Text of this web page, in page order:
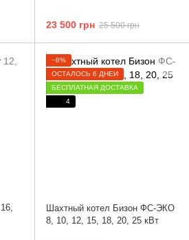
23 500 грн 25 500 грн
−8%
ОСТАЛОСЬ 6 ДНЕЙ
БЕСПЛАТНАЯ ДОСТАВКА
4
Шахтный котел Бизон ФС-ЭКО
8, 10, 12, 15, 18, 20, 25 кВт